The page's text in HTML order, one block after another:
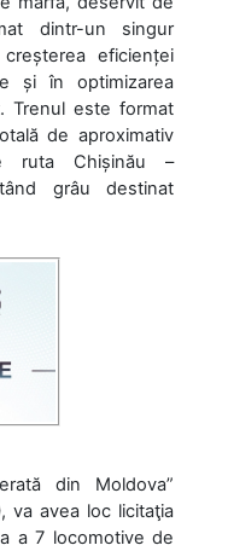
dintr-un singur
eficienței
și în optimizarea
Trenul este format
de aproximativ
ruta Chișinău –
grâu destinat
din Moldova”
va avea loc licitaţia
a 7 locomotive de